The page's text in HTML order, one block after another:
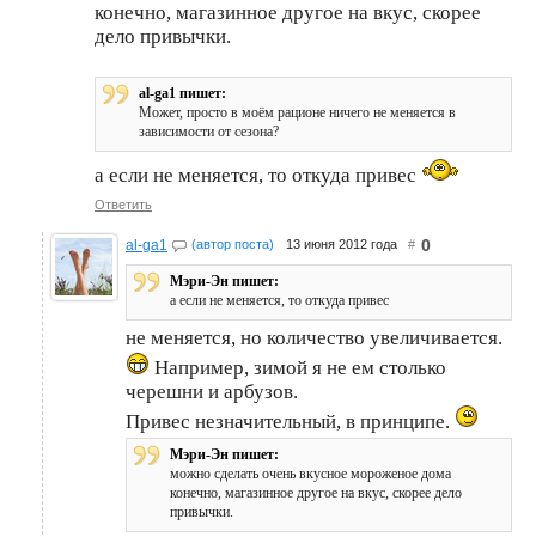
конечно, магазинное другое на вкус, скорее
дело привычки.
al-ga1 пишет:
Может, просто в моём рационе ничего не меняется в
зависимости от сезона?
а если не меняется, то откуда привес
Ответить
al-ga1 (автор поста) 13 июня 2012 года # 0
Мэри-Эн пишет:
а если не меняется, то откуда привес
не меняется, но количество увеличивается.
Например, зимой я не ем столько
черешни и арбузов.
Привес незначительный, в принципе.
Мэри-Эн пишет:
можно сделать очень вкусное мороженое дома
конечно, магазинное другое на вкус, скорее дело
привычки.